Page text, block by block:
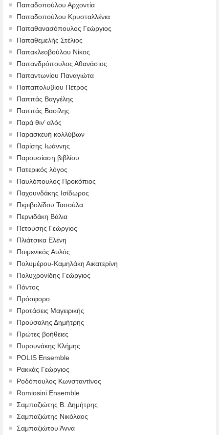
Παπαδοπούλου Αρχοντία
Παπαδοπούλου Κρυσταλλένια
Παπαθανασόπουλος Γεώργιος
Παπαθεμελής Στέλιος
Παπακλεοβούλου Νίκος
Παπανδρόπουλος Αθανάσιος
Παπαντωνίου Παναγιώτα
Παπαπολυβίου Πέτρος
Παππάς Βαγγέλης
Παππάς Βασίλης
Παρά θιν’ αλός
Παρασκευή κολλύβων
Παρίσης Ιωάννης
Παρουσίαση βιβλίου
Πατερικός λόγος
Παυλόπουλος Προκόπιος
Παχουνδάκης Ισίδωρος
Περιβολίδου Τασούλα
Περνιδάκη Βάλια
Πετούσης Γεώργιος
Πλιάτσικα Ελένη
Ποιμενικός Αυλός
Πολυμέρου-Καμηλάκη Αικατερίνη
Πολυχρονίδης Γεώργιος
Πόντος
Πρόσφορο
Προτάσεις Μαγειρικής
Προύσαλης Δημήτρης
Πρώτες βοήθειες
Πυρουνάκης Κλήμης
POLIS Ensemble
Ρακκάς Γεώργιος
Ροδόπουλος Κωνσταντίνος
Romiosini Ensemble
Σαμπαζιώτης Β. Δημήτρης
Σαμπαζιώτης Νικόλαος
Σαμπαζιώτου Άννα